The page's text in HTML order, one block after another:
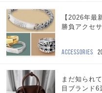
【2026年最
勝負アクセ
ACCESSORIES
まだ知られ
目ブランド6